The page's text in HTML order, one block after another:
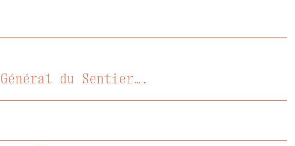
du Sentier….